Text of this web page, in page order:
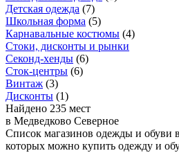
Детская одежда (7)
Школьная форма (5)
Карнавальные костюмы (4)
Стоки, дисконты и рынки
Секонд-хенды (6)
Сток-центры (6)
Винтаж (3)
Дисконты (1)
Найдено 235 мест
в Медведково Северное
Список магазинов одежды и обуви
которых можно купить одежду и